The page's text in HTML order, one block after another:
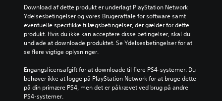
Download af dette produkt er underlagt PlayStation Network
Ydelsesbetingelser og vores Brugeraftale for software samt
eventuelle specifikke tillægsbetingelser, der gælder for dette
produkt. Hvis du ikke kan acceptere disse betingelser, skal du
undlade at downloade produktet. Se Ydelsesbetingelser for at
se flere vigtige oplysninger.
Engangslicensafgift for at downloade til flere PS4-systemer. Du
behøver ikke at logge på PlayStation Network for at bruge dette
på din primære PS4, men det er påkrævet ved brug på andre
PS4-systemer.